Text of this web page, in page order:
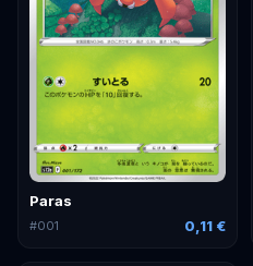
Paras
#001 0,11 €